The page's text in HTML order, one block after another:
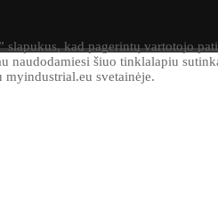
slapukus, kad pagerintų vartotojo
naudodamiesi šiuo tinklalapiu
svetainėje.